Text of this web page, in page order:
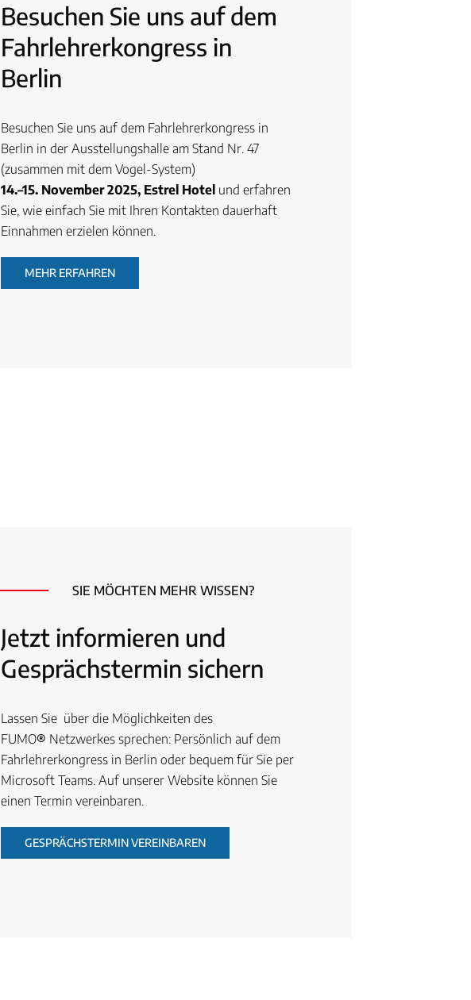
Besuchen Sie uns auf dem
Fahrlehrerkongress in
Berlin
Besuchen Sie uns auf dem Fahrlehrerkongress in
Berlin in der Ausstellungshalle am Stand Nr. 47
(zusammen mit dem Vogel-System)
14.–15. November 2025, Estrel Hotel und erfahren
Sie, wie einfach Sie mit Ihren Kontakten dauerhaft
Einnahmen erzielen können.
MEHR ERFAHREN
SIE MÖCHTEN MEHR WISSEN?
Jetzt informieren und
Gesprächstermin sichern
Lassen Sie über die Möglichkeiten des
FUMO® Netzwerkes sprechen: Persönlich auf dem
Fahrlehrerkongress in Berlin oder bequem für Sie per
Microsoft Teams. Auf unserer Website können Sie
einen Termin vereinbaren.
GESPRÄCHSTERMIN VEREINBAREN